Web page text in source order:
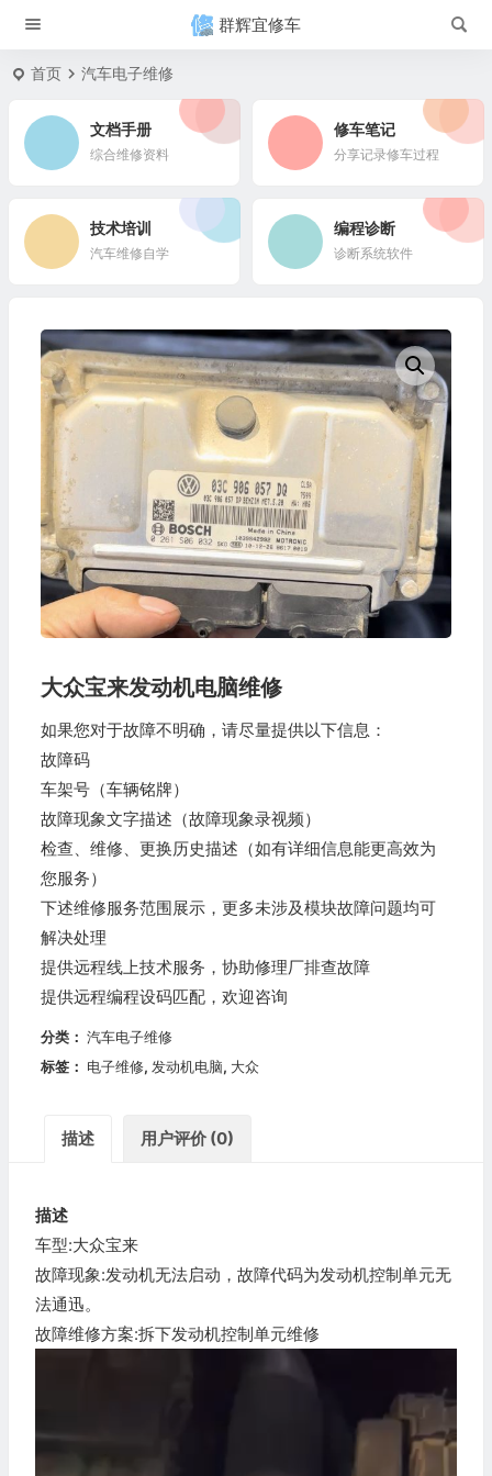
群辉宜修车
首页 汽车电子维修
文档手册
综合维修资料
修车笔记
分享记录修车过程
技术培训
汽车维修自学
编程诊断
诊断系统软件
大众宝来发动机电脑维修
如果您对于故障不明确，请尽量提供以下信息：
故障码
车架号（车辆铭牌）
故障现象文字描述（故障现象录视频）
检查、维修、更换历史描述（如有详细信息能更高效为
您服务）
下述维修服务范围展示，更多未涉及模块故障问题均可
解决处理
提供远程线上技术服务，协助修理厂排查故障
提供远程编程设码匹配，欢迎咨询
分类： 汽车电子维修
标签： 电子维修, 发动机电脑, 大众
描述 用户评价 (0)
描述
车型:大众宝来
故障现象:发动机无法启动，故障代码为发动机控制单元无
法通迅。
故障维修方案:拆下发动机控制单元维修